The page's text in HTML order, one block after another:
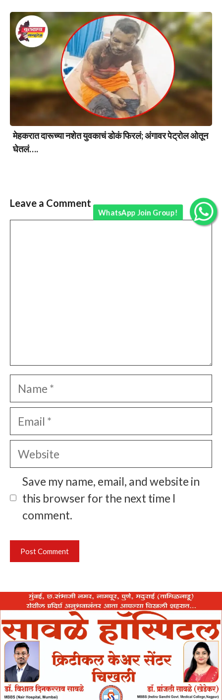
मेहकरात दारूच्या नशेत युवकाचं डोकं फिरलं; अंगावर पेट्रोल ओतून
घेतलं….
Leave a Comment
Name
Email
Website
Save my name, email, and website in
this browser for the next time I
comment.
WhatsApp Join Group!